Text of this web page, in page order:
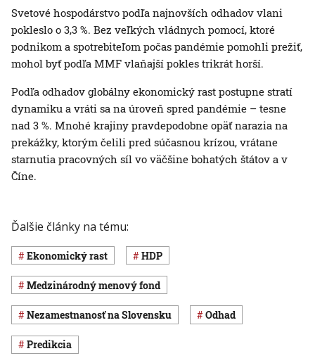
Svetové hospodárstvo podľa najnovších odhadov vlani
pokleslo o 3,3 %. Bez veľkých vládnych pomocí, ktoré
podnikom a spotrebiteľom počas pandémie pomohli prežiť,
mohol byť podľa MMF vlaňajší pokles trikrát horší.
Podľa odhadov globálny ekonomický rast postupne stratí
dynamiku a vráti sa na úroveň spred pandémie – tesne
nad 3 %. Mnohé krajiny pravdepodobne opäť narazia na
prekážky, ktorým čelili pred súčasnou krízou, vrátane
starnutia pracovných síl vo väčšine bohatých štátov a v
Číne.
Ďalšie články na tému:
ekonomický rast HDP
Medzinárodný menový fond
nezamestnanosť na Slovensku odhad
predikcia